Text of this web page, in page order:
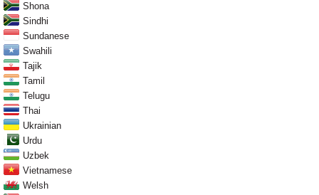
Shona
Sindhi
Sundanese
Swahili
Tajik
Tamil
Telugu
Thai
Ukrainian
Urdu
Uzbek
Vietnamese
Welsh